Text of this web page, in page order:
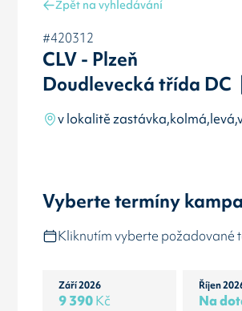
Zpět na vyhledávání
#420312
CLV - Plzeň
Doudlevecká třída DC
v lokalitě
Vyberte termíny
Kliknutím vyberte požadované
Září 2026
9 390Kč
Říjen
Na